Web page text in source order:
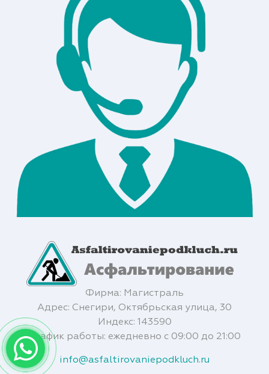
Фирма: Магистраль
Адрес: Снегири, Октябрьская улица, 30
Индекс: 143590
График работы: ежедневно с 09:00 до 21:00
info@asfaltirovaniepodkluch.ru